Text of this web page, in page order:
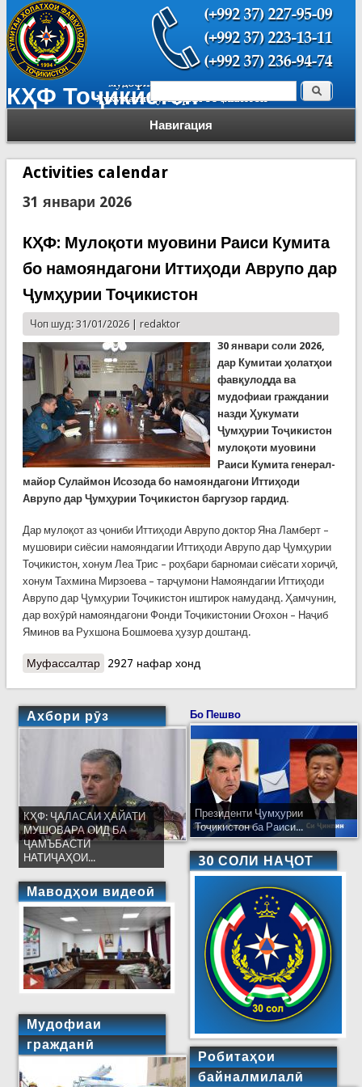
КҲФ Тоҷикистон
Навигация
Форма поиска Поиск
Activities calendar
31 январи 2026
КҲФ: Мулоқоти муовини Раиси Кумита
бо намояндагони Иттиҳоди Аврупо дар
Ҷумҳурии Тоҷикистон
Чоп шуд: 31/01/2026 | redaktor
30 январи соли 2026,
дар Кумитаи ҳолатҳои
фавқулодда ва
мудофиаи граждании
назди Ҳукумати
Ҷумҳурии Тоҷикистон
мулоқоти муовини
Раиси Кумита генерал-
майор Сулаймон Исозода бо намояндагони Иттиҳоди
Аврупо дар Ҷумҳурии Тоҷикистон баргузор гардид.
Дар мулоқот аз ҷониби Иттиҳоди Аврупо доктор Яна Ламберт –
мушовири сиёсии намояндагии Иттиҳоди Аврупо дар Ҷумҳурии
Тоҷикистон, хонум Леа Трис – роҳбари барномаи сиёсати хориҷӣ,
хонум Тахмина Мирзоева – тарҷумони Намояндагии Иттиҳоди
Аврупо дар Ҷумҳурии Тоҷикистон иштирок намуданд. Ҳамчунин,
дар вохӯрӣ намояндагони Фонди Тоҷикистонии Оғохон – Наҷиб
Яминов ва Рухшона Бошмоева ҳузур доштанд.
Муфассалтаро КҲФ: Мулоқоти муовини Раиси Кумита бо
2927 нафар хонд
Ахбори рӯз
КҲФ: ҶАЛАСАИ ҲАЙАТИ
МУШОВАРА ОИД БА
ҶАМЪБАСТИ
НАТИҶАҲОИ...
Маводҳои видеоӣ
Мудофиаи
гражданӣ
Бо Пешво
Президенти Ҷумҳурии
Тоҷикистон ба Раиси...
30 СОЛИ НАҶОТ
Робитаҳои
байналмилалӣ